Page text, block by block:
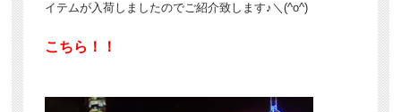
イテムが入荷しましたのでご紹介致します♪＼(^o^)
こちら！！